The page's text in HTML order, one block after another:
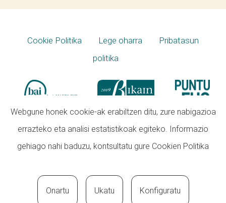
Cookie Politika Lege oharra
Pribatasun
politika
Webgune honek cookie-ak erabiltzen ditu, zure nabigazioa
errazteko eta analisi estatistikoak egiteko. Informazio
gehiago nahi baduzu, kontsultatu gure Cookien Politika
Onartu Ukatu Konfiguratu